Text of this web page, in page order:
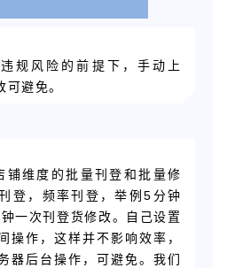
规风险的前提下，手动上
可避免。
铺维度的批量刊登和批量修
登，频率刊登，举例5分钟
一次刊登货修改。自己设置
操作，这样并不影响效率，
器后台操作，可避免。我们